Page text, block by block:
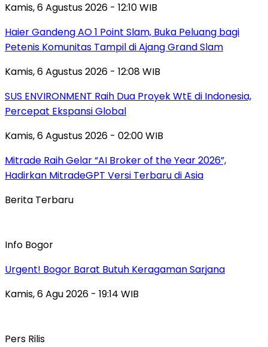
Kamis, 6 Agustus 2026 - 12:10 WIB
Haier Gandeng AO 1 Point Slam, Buka Peluang bagi
Petenis Komunitas Tampil di Ajang Grand Slam
Kamis, 6 Agustus 2026 - 12:08 WIB
SUS ENVIRONMENT Raih Dua Proyek WtE di Indonesia,
Percepat Ekspansi Global
Kamis, 6 Agustus 2026 - 02:00 WIB
Mitrade Raih Gelar “AI Broker of the Year 2026”,
Hadirkan MitradeGPT Versi Terbaru di Asia
Berita Terbaru
Info Bogor
Urgent! Bogor Barat Butuh Keragaman Sarjana
Kamis, 6 Agu 2026 - 19:14 WIB
Pers Rilis